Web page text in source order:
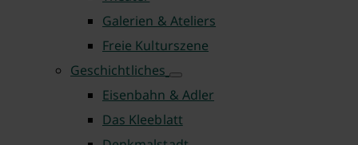
Galerien & Ateliers
Freie Kulturszene
Geschichtliches
Eisenbahn & Adler
Das Kleeblatt